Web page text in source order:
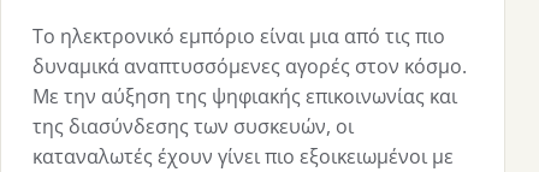
Το ηλεκτρονικό εμπόριο είναι μια από τις πιο
δυναμικά αναπτυσσόμενες αγορές στον κόσμο.
Με την αύξηση της ψηφιακής επικοινωνίας και
της διασύνδεσης των συσκευών, οι
καταναλωτές έχουν γίνει πιο εξοικειωμένοι με